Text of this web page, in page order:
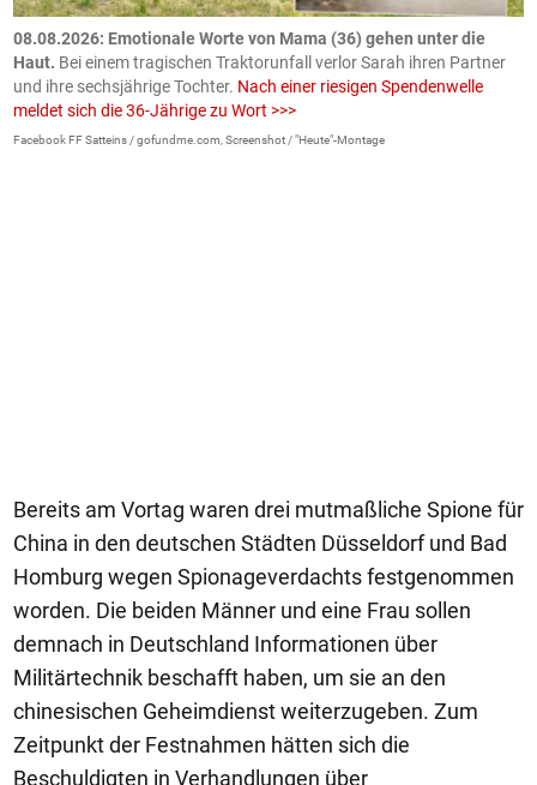
08.08.2026: Emotionale Worte von Mama (36) gehen unter die
Haut. Bei einem tragischen Traktorunfall verlor Sarah ihren Partner
und ihre sechsjährige Tochter. Nach einer riesigen Spendenwelle
meldet sich die 36-Jährige zu Wort >>>
Facebook FF Satteins / gofundme.com, Screenshot / "Heute"-Montage
Bereits am Vortag waren drei mutmaßliche Spione für
China in den deutschen Städten Düsseldorf und Bad
Homburg wegen Spionageverdachts festgenommen
worden. Die beiden Männer und eine Frau sollen
demnach in Deutschland Informationen über
Militärtechnik beschafft haben, um sie an den
chinesischen Geheimdienst weiterzugeben. Zum
Zeitpunkt der Festnahmen hätten sich die
Beschuldigten in Verhandlungen über